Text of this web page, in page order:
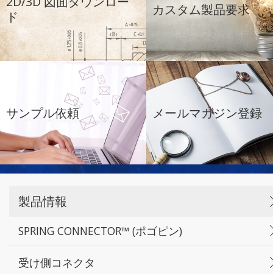
ド
カスタム製品要求
サンプル依頼 メールマガジン登録
製品情報
SPRING CONNECTOR™ (ポゴピン)
受け側コネクタ